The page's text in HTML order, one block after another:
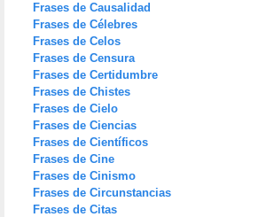
Frases de Causalidad
Frases de Célebres
Frases de Celos
Frases de Censura
Frases de Certidumbre
Frases de Chistes
Frases de Cielo
Frases de Ciencias
Frases de Científicos
Frases de Cine
Frases de Cinismo
Frases de Circunstancias
Frases de Citas